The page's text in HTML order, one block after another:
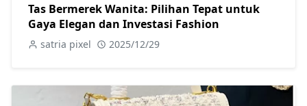
Tas Bermerek Wanita: Pilihan Tepat untuk
Gaya Elegan dan Investasi Fashion
satria pixel 2025/12/29